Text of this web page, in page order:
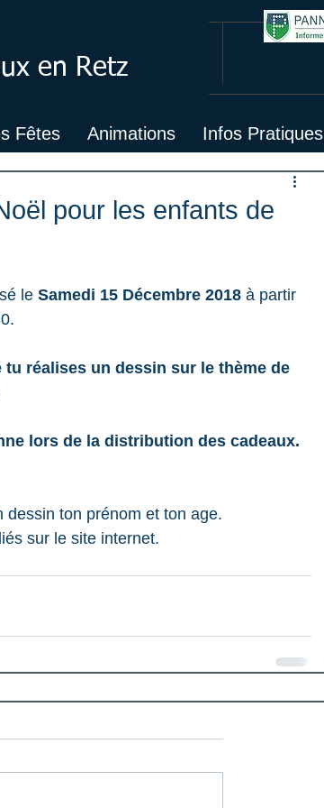
en Retz
Fêtes Animations Infos Pratiques
pour les enfants de
le Samedi 15 Décembre 2018 à partir
réalises un dessin sur le thème de
lors de la distribution des cadeaux.
dessin ton prénom et ton age.
sur le site internet.